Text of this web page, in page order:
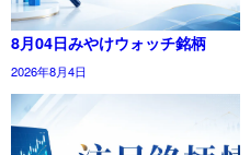
8月04日みやけウォッチ銘柄
2026年8月4日